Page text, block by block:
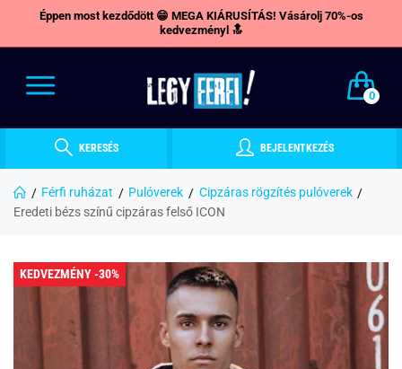
Éppen most kezdődött 😁 MEGA KIÁRUSÍTÁS! Vásárolj 70%-os
kedvezményl 🔝
0
KERESÉS BEJELENTKEZÉS
Férfi ruházat Pulóverek
Cipzáras rögzítés pulóverek
Eredeti bézs színű cipzáras felső ICON
KEDVEZMÉNY -30%